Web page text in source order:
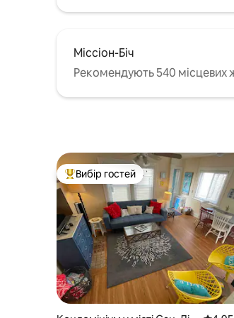
Міссіон-Біч
Рекомендують 540 місцевих
Топ вибір гостей
Вибір гостей